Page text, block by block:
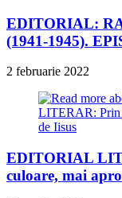
EDITORIAL:
(1941-1945).
2 februarie 2022
EDITORIAL
culoare, mai